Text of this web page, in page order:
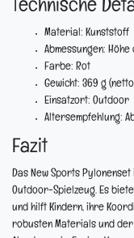
Technische
Material: Kunststoff
Abmessungen: Höhe
Farbe: Rot
Gewicht: 369 g
Einsatzort: Outdoor
Altersempfehlung:
Fazit
Das New Sports
Outdoor-Spielzeug. Es
und hilft Kindern, ihre
robusten Materials und